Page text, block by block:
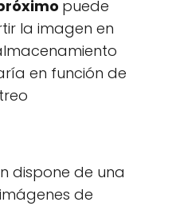
puede
la imagen en
en función de
dispone de una
de